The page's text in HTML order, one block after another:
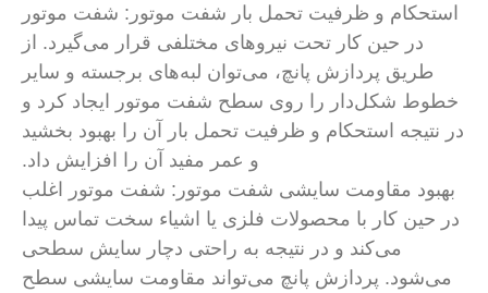
و ظرفیت تحمل بار شفت موتور: شفت موتور
در حین کار تحت نیروهای مختلفی قرار می‌گیرد. از
طریق پردازش پانچ، می‌توان لبه‌های برجسته و سایر
شکل‌دار را روی سطح شفت موتور ایجاد کرد و
استحکام و ظرفیت تحمل بار آن را بهبود بخشید
و عمر مفید آن را افزایش داد.
مقاومت سایشی شفت موتور: شفت موتور اغلب
کار با محصولات فلزی یا اشیاء سخت تماس پیدا
می‌کند و در نتیجه به راحتی دچار سایش سطحی
پردازش پانچ می‌تواند مقاومت سایشی سطح